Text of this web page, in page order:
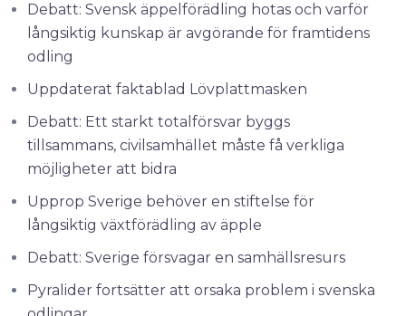
Debatt: Svensk äppelförädling hotas och varför
långsiktig kunskap är avgörande för framtidens
odling
Uppdaterat faktablad Lövplattmasken
Debatt: Ett starkt totalförsvar byggs
tillsammans, civilsamhället måste få verkliga
möjligheter att bidra
Upprop Sverige behöver en stiftelse för
långsiktig växtförädling av äpple
Debatt: Sverige försvagar en samhällsresurs
Pyralider fortsätter att orsaka problem i svenska